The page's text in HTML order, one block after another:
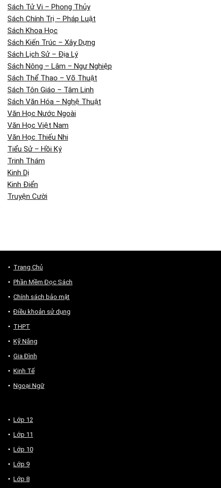
Sách Tử Vi – Phong Thủy
Sách Chính Trị – Pháp Luật
Sách Khoa Học
Sách Kiến Trúc – Xây Dựng
Sách Lịch Sử – Địa Lý
Sách Nông – Lâm – Ngư Nghiệp
Sách Thể Thao – Võ Thuật
Sách Tôn Giáo – Tâm Linh
Sách Văn Hóa – Nghệ Thuật
Văn Học Nước Ngoài
Văn Học Việt Nam
Văn Học Thiếu Nhi
Tiểu Sử – Hồi Ký
Trinh Thám
Kinh Dị
Kinh Điển
Truyện Cười
Trang Chủ
Phần Mềm Đọc Sách
Chính sách bảo mật
Điều khoản sử dụng
THPT
Kỹ Năng
Gia Đình
Kinh Tế
Ngoại Ngữ
Lớp 12
Lớp 11
Lớp 10
Lớp 9
Lớp 8